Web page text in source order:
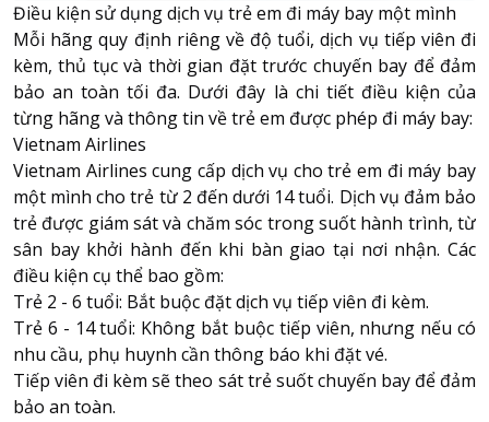
Điều kiện sử dụng dịch vụ trẻ em đi máy bay một mình
Mỗi hãng quy định riêng về độ tuổi, dịch vụ tiếp viên đi
kèm, thủ tục và thời gian đặt trước chuyến bay để đảm
bảo an toàn tối đa. Dưới đây là chi tiết điều kiện của
từng hãng và thông tin về trẻ em được phép đi máy bay:
Vietnam Airlines
Vietnam Airlines cung cấp dịch vụ cho trẻ em đi máy bay
một mình cho trẻ từ 2 đến dưới 14 tuổi. Dịch vụ đảm bảo
trẻ được giám sát và chăm sóc trong suốt hành trình, từ
sân bay khởi hành đến khi bàn giao tại nơi nhận. Các
điều kiện cụ thể bao gồm:
Trẻ 2 - 6 tuổi: Bắt buộc đặt dịch vụ tiếp viên đi kèm.
Trẻ 6 - 14 tuổi: Không bắt buộc tiếp viên, nhưng nếu có
nhu cầu, phụ huynh cần thông báo khi đặt vé.
Tiếp viên đi kèm sẽ theo sát trẻ suốt chuyến bay để đảm
bảo an toàn.